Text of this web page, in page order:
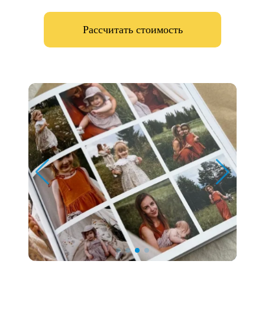
Рассчитать стоимость